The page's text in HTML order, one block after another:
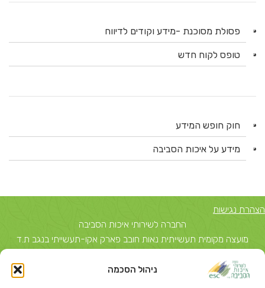
ניהול הסכמה
פסולת מסוכנת -מידע וקודים לדיווח
טופס לקוח חדש
חוק חופש המידע
מידע על איכות הסביבה
הצהרת נגישות
החברה לשירותי איכות הסביבה
מועצה מקומית תעשייתית נאות חובב פארק אקו-תעשייתי בנגב ת.ד
יצחק שדה 40, תל אביב ת.ד 51631 תל אביב 67212 טל: 03-